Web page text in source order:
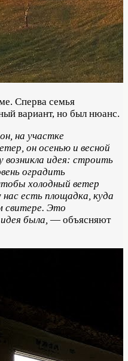
Сперва семья
вариант, но был нюанс.
на участке
он осенью и весной
возникла идея: строить
оградить
холодный ветер
нас есть площадка, куда
свитере. Это
была, — объясняют